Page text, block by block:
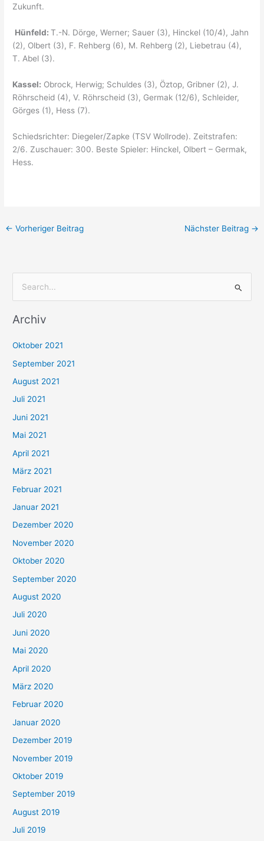
Zukunft.
Hünfeld:T.-N. Dörge, Werner; Sauer (3), Hinckel (10/4), Jahn
(2), Olbert (3), F. Rehberg (6), M. Rehberg (2), Liebetrau (4),
T. Abel (3).
Kassel: Obrock, Herwig; Schuldes (3), Öztop, Gribner (2), J.
Röhrscheid (4), V. Röhrscheid (3), Germak (12/6), Schleider,
Görges (1), Hess (7).
Schiedsrichter: Diegeler/Zapke (TSV Wollrode). Zeitstrafen:
2/6. Zuschauer: 300. Beste Spieler: Hinckel, Olbert – Germak,
Hess.
← Vorheriger Beitrag Nächster Beitrag →
c
n
n
a
c
h
:
Archiv
Oktober 2021
September 2021
August 2021
Juli 2021
Juni 2021
Mai 2021
April 2021
März 2021
Februar 2021
Januar 2021
Dezember 2020
November 2020
Oktober 2020
September 2020
August 2020
Juli 2020
Juni 2020
Mai 2020
April 2020
März 2020
Februar 2020
Januar 2020
Dezember 2019
November 2019
Oktober 2019
September 2019
August 2019
Juli 2019